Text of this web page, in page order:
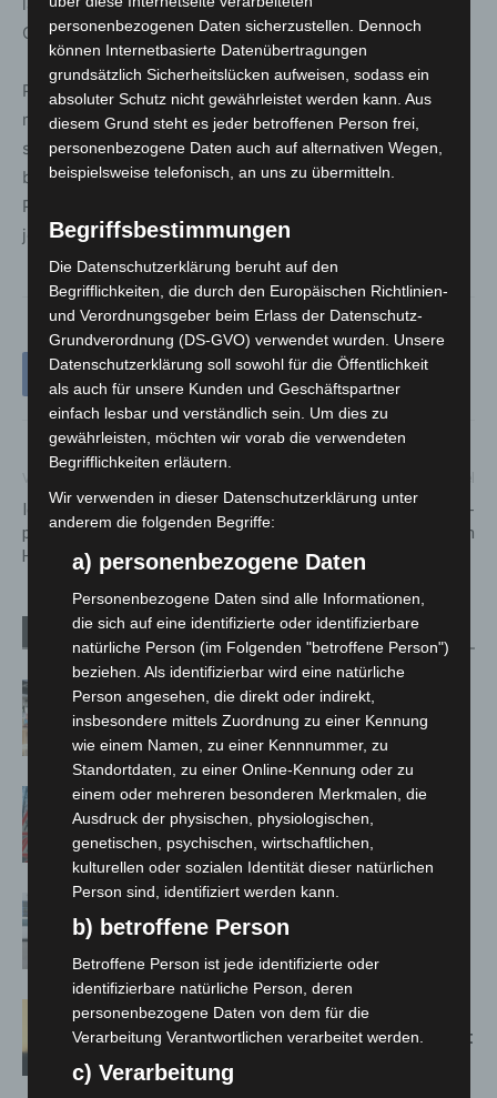
Ort sind jederzeit möglich.
Parallel zum Ausbau der BeratungsCenter Direkt
modernisiert die Sparkasse sukzessive ihre besonders
stark frequentierten BeratungsCenter vor Ort. Von 2020
bis 2024 investiert die Sparkasse Hannover für ihre
Präsenz in der Fläche rund 50 Millionen Euro – mehr als
jede andere Finanzmarke in der Region.
IdeenExpo 2024: So
präsentiert sich die Region
Hannover
Neubau der Hermann-Löns-
Schule nun offiziell übergeben
Verwandte Artikel Mehr vom Autor
Kunst trifft Weingenuss: Barbara-
Susann Mehring zeigt ihre Werke im
Jacques’ Wein-Depot Isernhagen
A2: Zweite Turbobaustelle startet
zwischen Hannover-West und
Bothfeld
Niedersachsen: Feuerwehrkräfte
kehren nach Waldbrandeinsatz aus
Spanien zurück
Hannover: Erste Tigermücken-
Population in Niedersachsen entdeckt
personenbezogenen Daten sicherzustellen. Dennoch
können Internetbasierte Datenübertragungen
grundsätzlich Sicherheitslücken aufweisen, sodass ein
absoluter Schutz nicht gewährleistet werden kann. Aus
diesem Grund steht es jeder betroffenen Person frei,
personenbezogene Daten auch auf alternativen Wegen,
beispielsweise telefonisch, an uns zu übermitteln.
Begriffsbestimmungen
Die Datenschutzerklärung beruht auf den
Begrifflichkeiten, die durch den Europäischen Richtlinien-
und Verordnungsgeber beim Erlass der Datenschutz-
Grundverordnung (DS-GVO) verwendet wurden. Unsere
Datenschutzerklärung soll sowohl für die Öffentlichkeit
als auch für unsere Kunden und Geschäftspartner
einfach lesbar und verständlich sein. Um dies zu
gewährleisten, möchten wir vorab die verwendeten
Begrifflichkeiten erläutern.
Wir verwenden in dieser Datenschutzerklärung unter
anderem die folgenden Begriffe:
a) personenbezogene Daten
Personenbezogene Daten sind alle Informationen,
die sich auf eine identifizierte oder identifizierbare
natürliche Person (im Folgenden "betroffene Person")
beziehen. Als identifizierbar wird eine natürliche
Person angesehen, die direkt oder indirekt,
insbesondere mittels Zuordnung zu einer Kennung
wie einem Namen, zu einer Kennnummer, zu
Standortdaten, zu einer Online-Kennung oder zu
einem oder mehreren besonderen Merkmalen, die
Ausdruck der physischen, physiologischen,
genetischen, psychischen, wirtschaftlichen,
kulturellen oder sozialen Identität dieser natürlichen
Person sind, identifiziert werden kann.
b) betroffene Person
Betroffene Person ist jede identifizierte oder
identifizierbare natürliche Person, deren
personenbezogene Daten von dem für die
Verarbeitung Verantwortlichen verarbeitet werden.
c) Verarbeitung